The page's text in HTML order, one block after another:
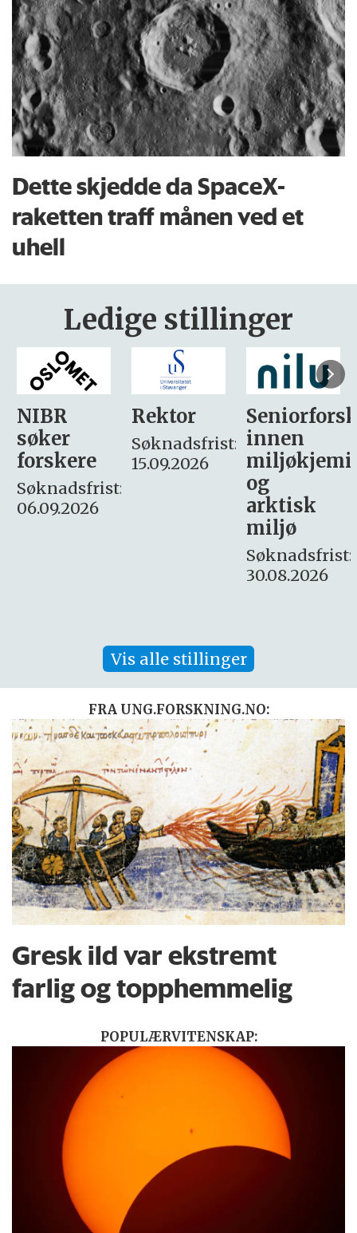
Dette skjedde da SpaceX-
raketten traff månen ved et
uhell
Ledige stillinger
Rektor
Søknadsfrist:
15.09.2026
Seniorforsker
innen
miljøkjemi
søker
– fast
Søknadsfrist:
16. august.
Vis alle stillinger
FRA UNG.FORSKNING.NO:
Gresk ild var ekstremt
farlig og topphemmelig
POPULÆRVITENSKAP: